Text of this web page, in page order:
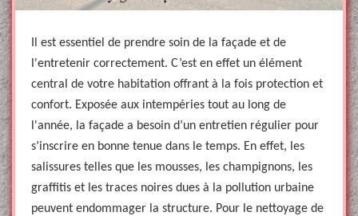
Il est essentiel de prendre soin de la façade et de
l'entretenir correctement. C’est en effet un élément
central de votre habitation offrant à la fois protection et
confort. Exposée aux intempéries tout au long de
l'année, la façade a besoin d’un entretien régulier pour
s’inscrire en bonne tenue dans le temps. En effet, les
salissures telles que les mousses, les champignons, les
graffitis et les traces noires dues à la pollution urbaine
peuvent endommager la structure. Pour le nettoyage de